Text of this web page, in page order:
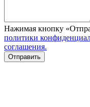
Нажимая кнопку
политики
соглашения.
Отправить